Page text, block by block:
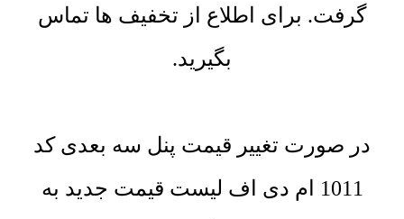
گرفت. برای اطلاع از تخفیف ها تماس
بگیرید.
در صورت تغییر قیمت پنل سه بعدی کد
1011 ام دی اف لیست قیمت جدید به